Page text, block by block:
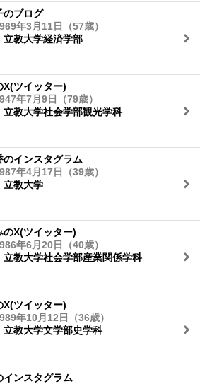
のブログ
年3月11日（57歳）
立教大学経済学部
X(ツイッター)
年7月9日（79歳）
立教大学社会学部観光学科
のインスタグラム
年4月17日（39歳）
立教大学
のX(ツイッター)
年6月20日（40歳）
立教大学社会学部産業関係学科
X(ツイッター)
年10月12日（36歳）
立教大学文学部史学科
インスタグラム